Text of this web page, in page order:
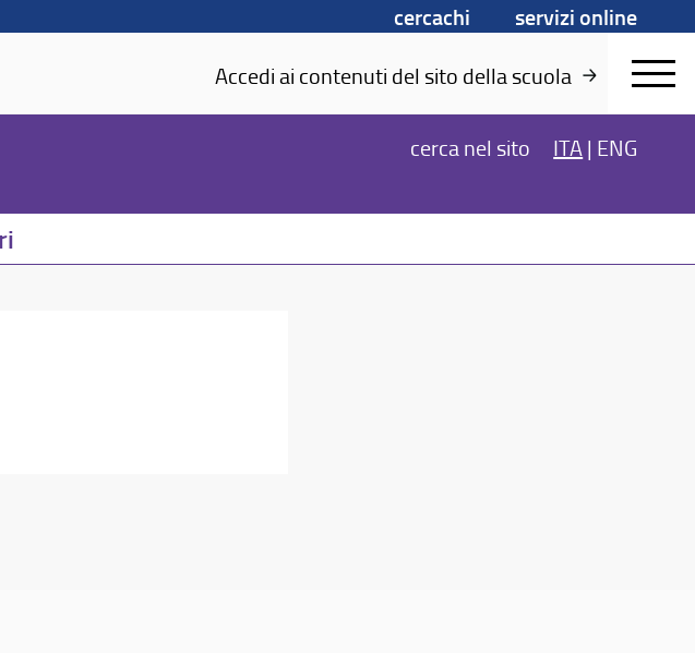
cercachi
servizi online
Accedi ai contenuti del sito della scuola
cerca nel sito ITA | ENG